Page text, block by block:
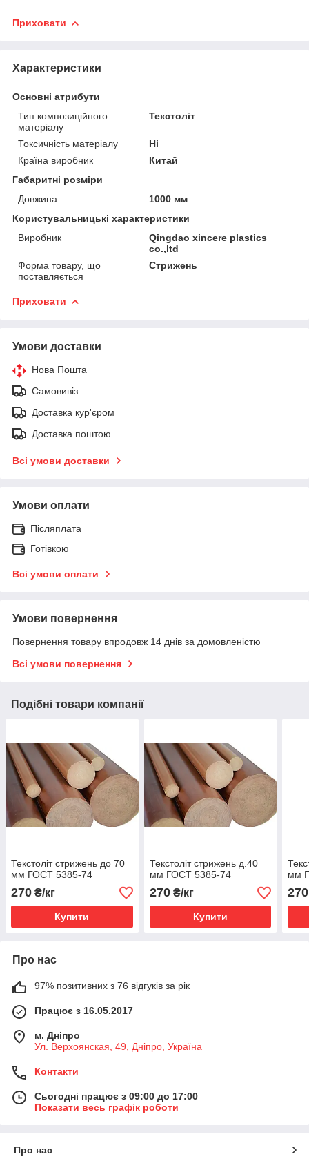
Приховати
Характеристики
Основні атрибути
Тип композиційного
матеріалу
Текстоліт
Токсичність матеріалу
Ні
Країна виробник
Китай
Габаритні розміри
Довжина
1000 мм
Користувальницькі характеристики
Виробник
Qingdao xincere plastics
co.,ltd
Форма товару, що
поставляється
Стрижень
Приховати
Умови доставки
Нова Пошта
Самовивіз
Доставка кур'єром
Доставка поштою
Всі умови доставки
Умови оплати
Післяплата
Готівкою
Всі умови оплати
Умови повернення
Повернення товару впродовж 14 днів за домовленістю
Всі умови повернення
Подібні товари компанії
Текстоліт стрижень до 70
мм ГОСТ 5385-74
270 ₴/кг
Купити
Текстоліт стрижень д.40
мм ГОСТ 5385-74
270₴/кг
Купити
мм
270
Про нас
97% позитивних з 76 відгуків за рік
Працює з 16.05.2017
м. Дніпро
Ул. Верхоянская, 49, Дніпро, Україна
Контакти
Сьогодні працює з 09:00 до 17:00
Показати весь графік роботи
Про нас